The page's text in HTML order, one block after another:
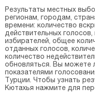
Результаты местных
регионам, городам,
времени: количество
действительных
избирателей, общее
отданных голосов,
количество
обновляться. Вы можете
показателями
Турции. Чтобы узнать
Кютахья нажмите для